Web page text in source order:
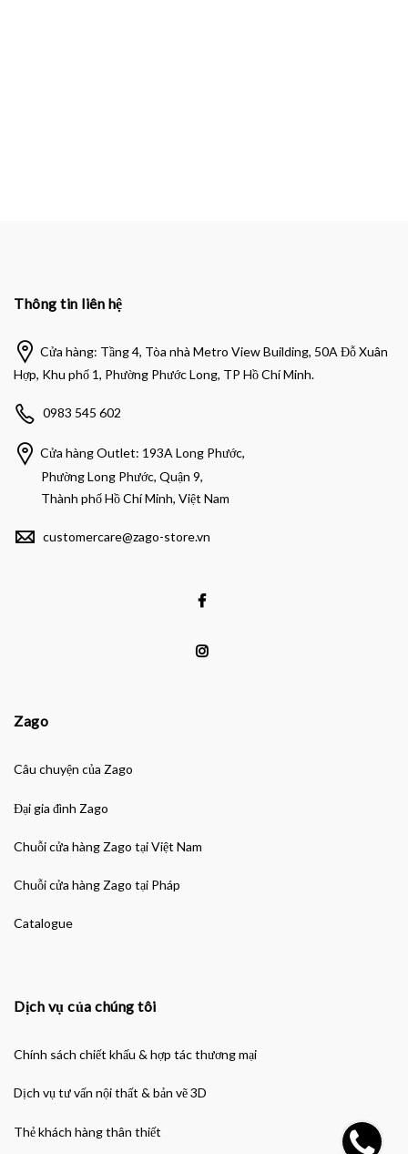
Thông tin liên hệ
Cửa hàng: Tầng 4, Tòa nhà Metro View Building, 50A Đỗ Xuân
Hợp, Khu phố 1, Phường Phước Long, TP Hồ Chí Minh.
0983 545 602
Cửa hàng Outlet: 193A Long Phước,
Phường Long Phước, Quận 9,
Thành phố Hồ Chí Minh, Việt Nam
customercare@zago-store.vn
Zago
Câu chuyện của Zago
Đại gia đình Zago
Chuỗi cửa hàng Zago tại Việt Nam
Chuỗi cửa hàng Zago tại Pháp
Catalogue
Dịch vụ của chúng tôi
Chính sách chiết khấu & hợp tác thương mại
Dịch vụ tư vấn nội thất & bản vẽ 3D
Thẻ khách hàng thân thiết